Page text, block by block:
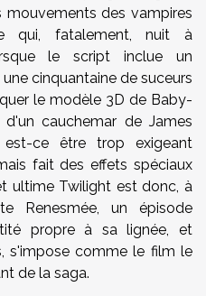
des vampires
qui, fatalement, nuit à
le script inclue un
cinquantaine de suceurs
le modèle 3D de Baby-
cauchemar de James
est-ce être trop exigeant
fait des effets spéciaux
ultime Twilight est donc, à
Renesmée, un épisode
propre à sa lignée, et
s'impose comme le film le
de la saga.